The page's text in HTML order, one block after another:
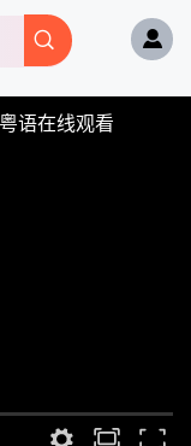
语在线观看